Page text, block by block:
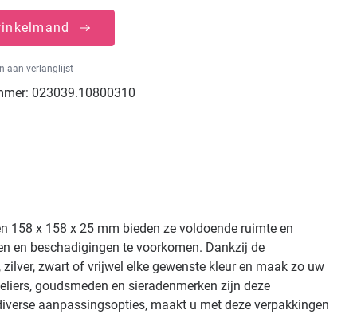
aan verlanglijst
023039.10800310
158 x 158 x 25 mm bieden ze voldoende ruimte en
en beschadigingen te voorkomen. Dankzij de
zwart of vrijwel elke gewenste kleur en maak zo uw
goudsmeden en sieradenmerken zijn deze
aanpassingsopties, maakt u met deze verpakkingen